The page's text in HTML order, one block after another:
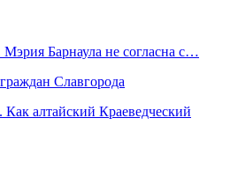
Мэрия Барнаула не согласна с…
Славгорода
алтайский Краеведческий